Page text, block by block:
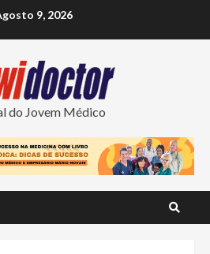
9, 2026
do Jovem Médico